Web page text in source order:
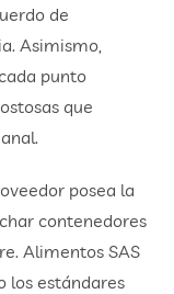
de
Asimismo,
punto
que
posea la
contenedores
Alimentos SAS
los estándares